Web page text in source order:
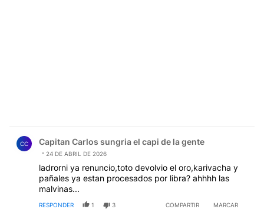
CC Capitan Carlos sungria el capi de la gente
24 DE ABRIL DE 2026
ladrorni ya renuncio,toto devolvio el oro,karivacha y
pañales ya estan procesados por libra? ahhhh las
malvinas...
RESPONDER 1 3 COMPARTIR
MARCAR